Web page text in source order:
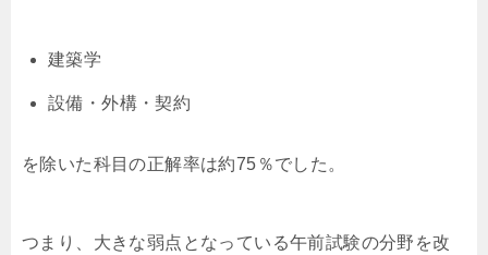
建築学
設備・外構・契約
を除いた科目の正解率は約75％でした。
つまり、大きな弱点となっている午前試験の分野を改